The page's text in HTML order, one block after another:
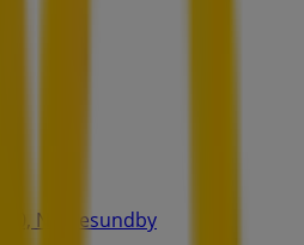
Nørresundby